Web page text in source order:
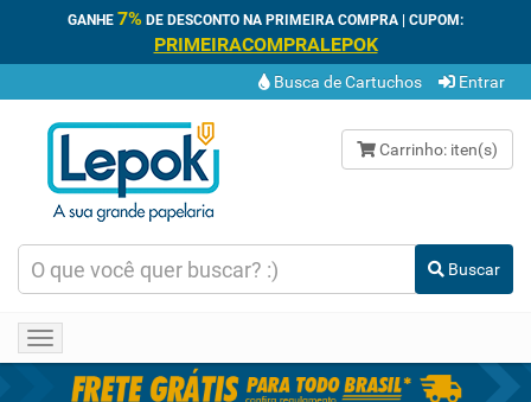
GANHE 7% DE DESCONTO NA PRIMEIRA COMPRA | CUPOM:
PRIMEIRACOMPRALEPOK
Busca de Cartuchos Entrar
Carrinho: iten(s)
Buscar
Toggle
navigation